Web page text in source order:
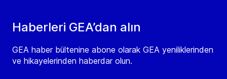
Haberleri GEA’dan alın
GEA haber bültenine abone olarak GEA yeniliklerinden
ve hikayelerinden haberdar olun.